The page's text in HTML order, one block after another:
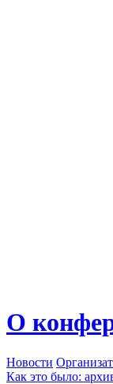
О
Новости
Как это было: